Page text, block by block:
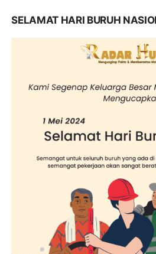
SELAMAT HARI BURUH